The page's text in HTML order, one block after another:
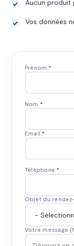
Aucun produit
Vos données
Prénom *
Nom *
Email *
Téléphone *
Objet du
Votre message